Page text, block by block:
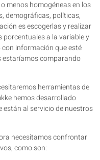
menos homogéneas en los
demográficas, políticas,
es escogerlas y realizar
porcentuales a la variable y
información que esté
estaríamos comparando
herramientas de
hemos desarrollado
al servicio de nuestros
necesitamos confrontar
como son: